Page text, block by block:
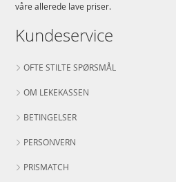
våre allerede lave priser.
Kundeservice
OFTE STILTE SPØRSMÅL
OM LEKEKASSEN
BETINGELSER
PERSONVERN
PRISMATCH